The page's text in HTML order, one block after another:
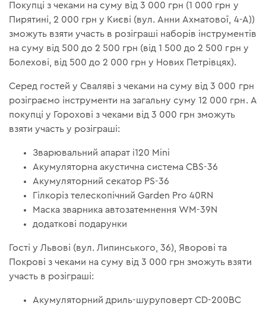
Покупці з чеками на суму від 3 000 грн (1 000 грн у
Пирятині, 2 000 грн у Києві (вул. Анни Ахматової, 4-А))
зможуть взяти участь в розіграші наборів інструментів
на суму від 500 до 2 500 грн (від 1 500 до 2 500 грн у
Болехові, від 500 до 2 000 грн у Нових Петрівцях).
Серед гостей у Сваляві з чеками на суму від 3 000 грн
розіграємо інструменти на загальну суму 12 000 грн. А
покупці у Горохові з чеками від 3 000 грн зможуть
взяти участь у розіграші:
Зварювальний апарат i120 Mini
Акумуляторна акустична система СBS-36
Акумуляторний секатор PS-36
Гілкоріз телескопічний Garden Pro 40RN
Маска зварника автозатемнення WM-39N
додаткові подарунки
Гості у Львові (вул. Липинського, 36), Яворові та
Покрові з чеками на суму від 3 000 грн зможуть взяти
участь в розіграші:
Акумуляторний дриль-шуруповерт CD-200BC